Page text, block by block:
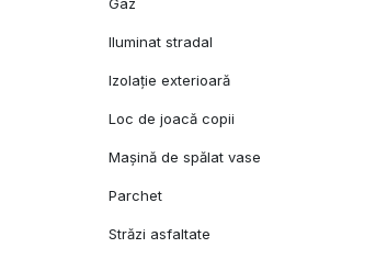
Iluminat stradal
Izolație exterioară
Loc de joacă copii
Mașină de spălat vase
Parchet
Străzi asfaltate